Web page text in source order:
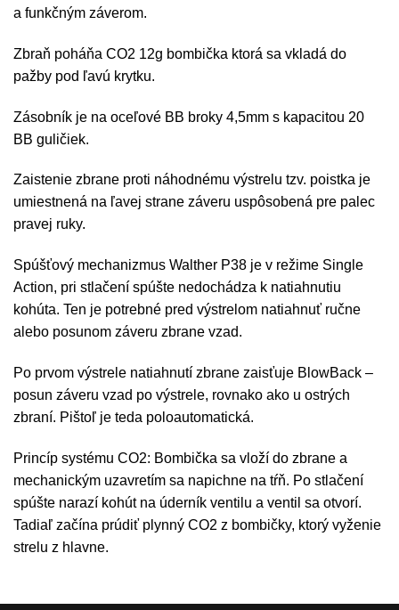
a funkčným záverom.
Zbraň poháňa CO2 12g bombička ktorá sa vkladá do
pažby pod ľavú krytku.
Zásobník je na oceľové BB broky 4,5mm s kapacitou 20
BB guličiek.
Zaistenie zbrane proti náhodnému výstrelu tzv. poistka je
umiestnená na ľavej strane záveru uspôsobená pre palec
pravej ruky.
Spúšťový mechanizmus Walther P38 je v režime Single
Action, pri stlačení spúšte nedochádza k natiahnutiu
kohúta. Ten je potrebné pred výstrelom natiahnuť ručne
alebo posunom záveru zbrane vzad.
Po prvom výstrele natiahnutí zbrane zaisťuje BlowBack –
posun záveru vzad po výstrele, rovnako ako u ostrých
zbraní. Pištoľ je teda poloautomatická.
Princíp systému CO2: Bombička sa vloží do zbrane a
mechanickým uzavretím sa napichne na tŕň. Po stlačení
spúšte narazí kohút na úderník ventilu a ventil sa otvorí.
Tadiaľ začína prúdiť plynný CO2 z bombičky, ktorý vyženie
strelu z hlavne.